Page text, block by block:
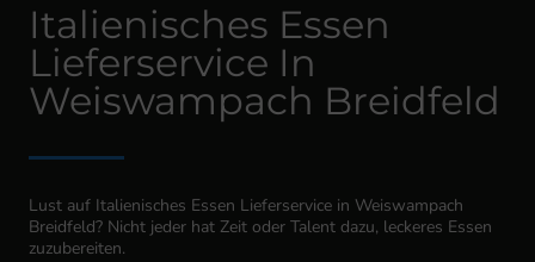
Italienisches Essen
Lieferservice In
Weiswampach Breidfeld
Lust auf Italienisches Essen Lieferservice in Weiswampach
Breidfeld? Nicht jeder hat Zeit oder Talent dazu, leckeres Essen
zuzubereiten.